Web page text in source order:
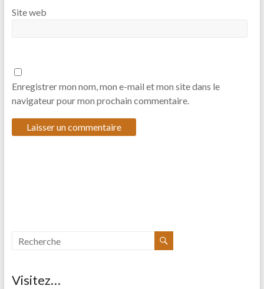
Site web
Enregistrer mon nom, mon e-mail et mon site dans le
navigateur pour mon prochain commentaire.
Visitez…